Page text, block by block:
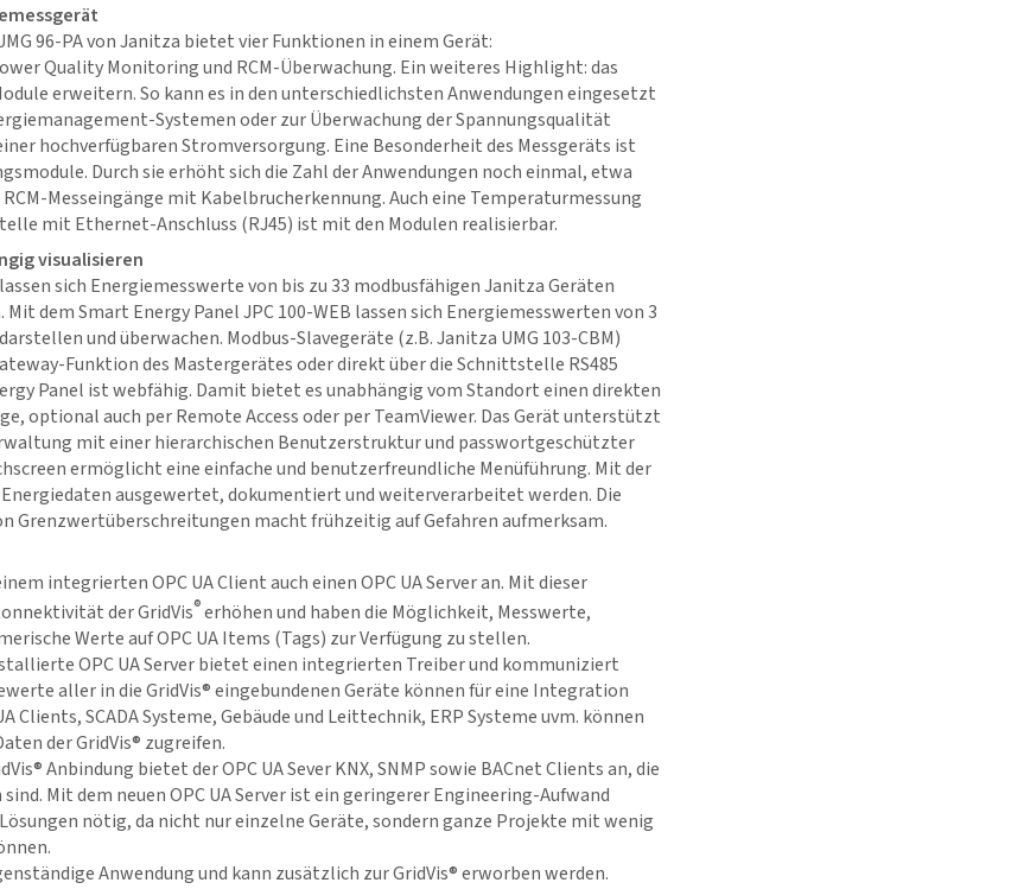
96-PA von Janitza bietet vier Funktionen in einem Gerät:
Quality Monitoring und RCM-Überwachung. Ein weiteres Highlight: das
erweitern. So kann es in den unterschiedlichsten Anwendungen eingesetzt
Systemen oder zur Überwachung der Spannungsqualität
hochverfügbaren Stromversorgung. Eine Besonderheit des Messgeräts ist
Durch sie erhöht sich die Zahl der Anwendungen noch einmal, etwa
Messeingänge mit Kabelbrucherkennung. Auch eine Temperaturmessung
mit Ethernet-Anschluss (RJ45) ist mit den Modulen realisierbar.
visualisieren
sich Energiemesswerte von bis zu 33 modbusfähigen Janitza Geräten
dem Smart Energy Panel JPC 100-WEB lassen sich Energiemesswerten von 3
und überwachen. Modbus-Slavegeräte (z.B. Janitza UMG 103-CBM)
Funktion des Mastergerätes oder direkt über die Schnittstelle RS485
Panel ist webfähig. Damit bietet es unabhängig vom Standort einen direkten
optional auch per Remote Access oder per TeamViewer. Das Gerät unterstützt
mit einer hierarchischen Benutzerstruktur und passwortgeschützter
ermöglicht eine einfache und benutzerfreundliche Menüführung. Mit der
ausgewertet, dokumentiert und weiterverarbeitet werden. Die
Grenzwertüberschreitungen macht frühzeitig auf Gefahren aufmerksam.
integrierten OPC UA Client auch einen OPC UA Server an. Mit dieser
derGridVis®erhöhen und haben die Möglichkeit, Messwerte,
Werte auf OPC UA Items (Tags) zur Verfügung zu stellen.
OPC UA Server bietet einen integrierten Treiber und kommuniziert
aller in dieGridVis® eingebundenen Geräte können für eine Integration
Clients, SCADA Systeme, Gebäude und Leittechnik, ERP Systeme uvm. können
derGridVis® zugreifen.
® Anbindung bietet der OPC UA Sever KNX, SNMP sowie BACnet Clients an, die
Mit dem neuen OPC UA Server ist ein geringerer Engineering-Aufwand
nötig, da nicht nur einzelne Geräte, sondern ganze Projekte mit wenig
Anwendung und kann zusätzlich zurGridVis® erworben werden.